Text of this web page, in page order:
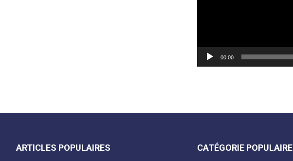
00:00
ARTICLES POPULAIRES CATÉGORIE POPULAIRE